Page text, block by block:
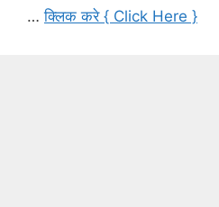
…क्लिक करे { Click Here }